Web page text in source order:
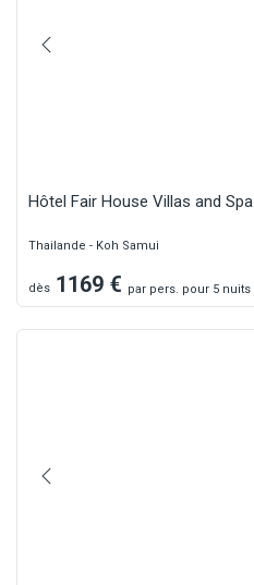
Hôtel Fair House Villas and Spa
Thailande - Koh Samui
dès 1169 € par pers. pour 5 nuits